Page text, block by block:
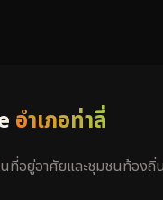
อำเภอท่าลี่
ที่อยู่อาศัยและชุมชนท้องถิ่